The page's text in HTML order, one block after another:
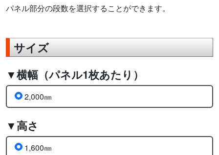
パネル部分の段数を選択することができます。
サイズ
▼横幅（パネル1枚あたり）
2,000㎜
▼高さ
1,600㎜